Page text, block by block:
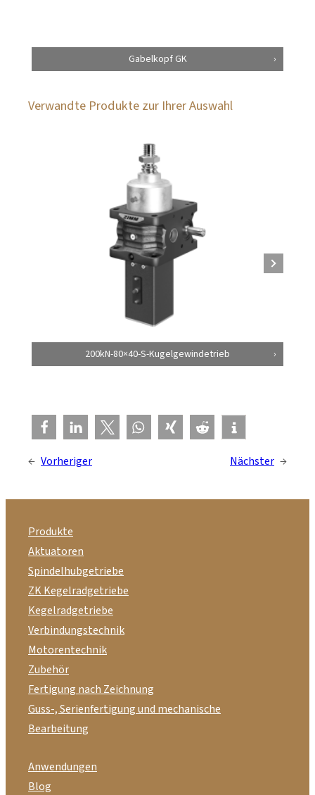
Gabelkopf GK
Verwandte Produkte zur Ihrer Auswahl
200kN-80×40-S-Kugelgewindetrieb
← Vorheriger Nächster →
Produkte
Aktuatoren
Spindelhubgetriebe
ZK Kegelradgetriebe
Kegelradgetriebe
Verbindungstechnik
Motorentechnik
Zubehör
Fertigung nach Zeichnung
Guss-, Serienfertigung und mechanische
Bearbeitung
Anwendungen
Blog